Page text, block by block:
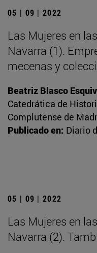
05 | 09 | 2022
Las Mujeres en
Navarra (1).
mecenas y
Beatriz Blasco
Catedrática de
Complutense de
Publicado en: Diario
05 | 09 | 2022
Las Mujeres en
Navarra (2).